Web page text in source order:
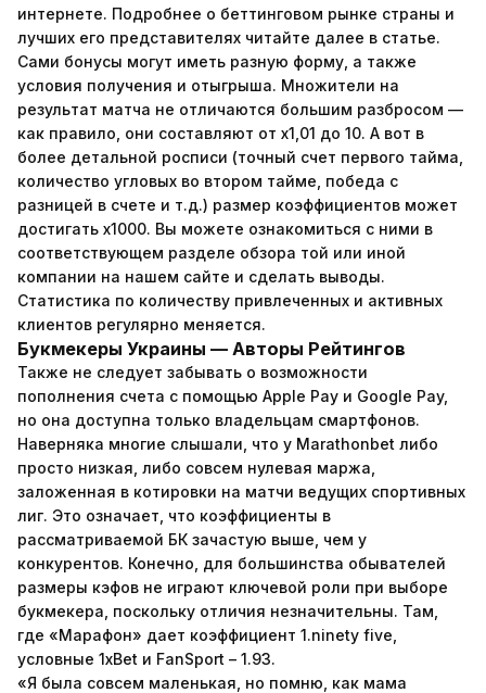
интернете. Подробнее о беттинговом рынке страны и
лучших его представителях читайте далее в статье.
Сами бонусы могут иметь разную форму, а также
условия получения и отыгрыша. Множители на
результат матча не отличаются большим разбросом —
как правило, они составляют от х1,01 до 10. А вот в
более детальной росписи (точный счет первого тайма,
количество угловых во втором тайме, победа с
разницей в счете и т.д.) размер коэффициентов может
достигать х1000. Вы можете ознакомиться с ними в
соответствующем разделе обзора той или иной
компании на нашем сайте и сделать выводы.
Статистика по количеству привлеченных и активных
клиентов регулярно меняется.
Букмекеры Украины — Авторы Рейтингов
Также не следует забывать о возможности
пополнения счета с помощью Apple Pay и Google Pay,
но она доступна только владельцам смартфонов.
Наверняка многие слышали, что у Marathonbet либо
просто низкая, либо совсем нулевая маржа,
заложенная в котировки на матчи ведущих спортивных
лиг. Это означает, что коэффициенты в
рассматриваемой БК зачастую выше, чем у
конкурентов. Конечно, для большинства обывателей
размеры кэфов не играют ключевой роли при выборе
букмекера, поскольку отличия незначительны. Там,
где «Марафон» дает коэффициент 1.ninety five,
условные 1xBet и FanSport – 1.93.
«Я была совсем маленькая, но помню, как мама